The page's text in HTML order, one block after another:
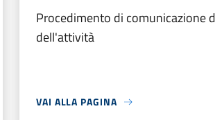
Procedimento di comunicazione
dell'attività
VAI ALLA PAGINA